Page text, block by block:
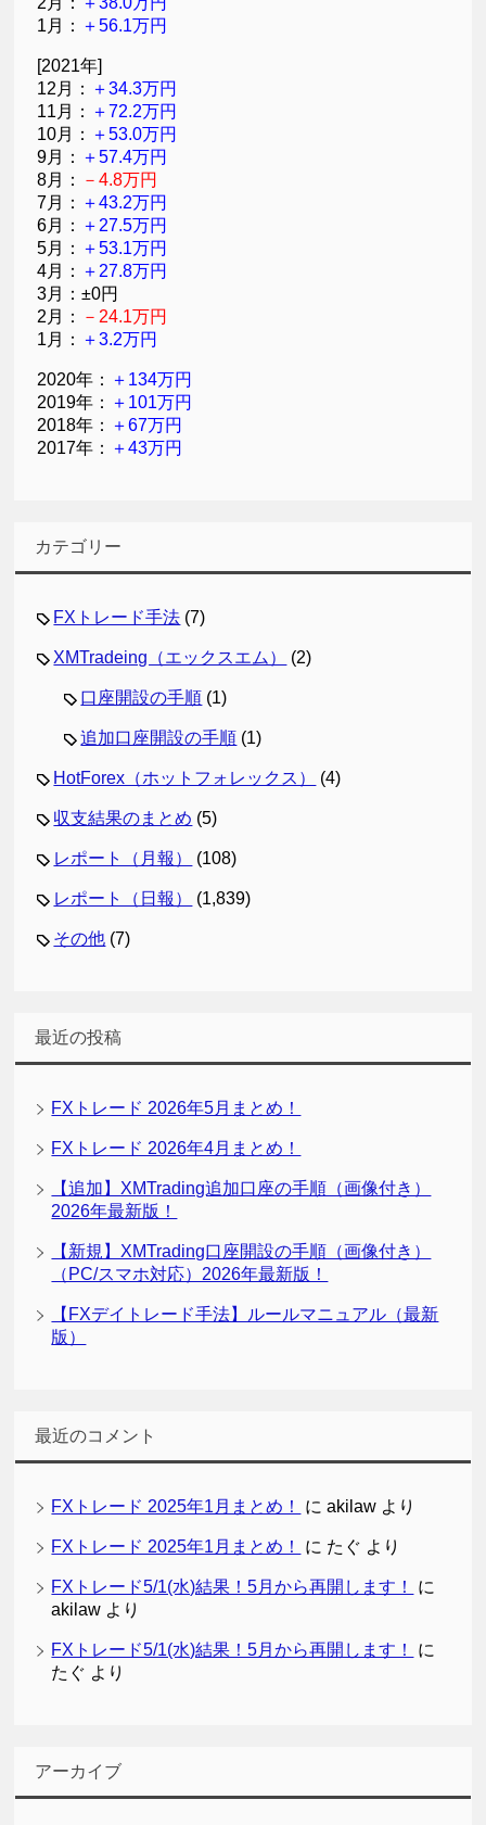
1月： ＋56.1万円
[2021年]
12月： ＋34.3万円
11月： ＋72.2万円
10月： ＋53.0万円
9月： ＋57.4万円
8月：
－4.8万円
7月： ＋43.2万円
6月： ＋27.5万円
5月： ＋53.1万円
4月： ＋27.8万円
3月：±0円
2月：
－24.1万円
1月： ＋3.2万円
2020年： ＋134万円
2019年： ＋101万円
2018年： ＋67万円
2017年： ＋43万円
カテゴリー
FXトレード手法 (7)
XMTradeing（エックスエム） (2)
口座開設の手順 (1)
追加口座開設の手順 (1)
HotForex（ホットフォレックス） (4)
収支結果のまとめ (5)
レポート（月報） (108)
レポート（日報） (1,839)
その他 (7)
最近の投稿
FXトレード 2026年5月まとめ！
FXトレード 2026年4月まとめ！
【追加】XMTrading追加口座の手順（画像付き）
2026年最新版！
【新規】XMTrading口座開設の手順（画像付き）
（PC/スマホ対応）2026年最新版！
【FXデイトレード手法】ルールマニュアル（最新
版）
最近のコメント
FXトレード 2025年1月まとめ！ にakilaw より
FXトレード 2025年1月まとめ！ に たぐ より
FXトレード5/1(水)結果！5月から再開します！
に
akilaw より
FXトレード5/1(水)結果！5月から再開します！
に
たぐ より
アーカイブ